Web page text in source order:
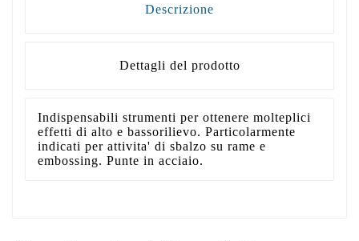
Descrizione
Dettagli del prodotto
Indispensabili strumenti per ottenere molteplici
effetti di alto e bassorilievo. Particolarmente
indicati per attivita' di sbalzo su rame e
embossing. Punte in acciaio.